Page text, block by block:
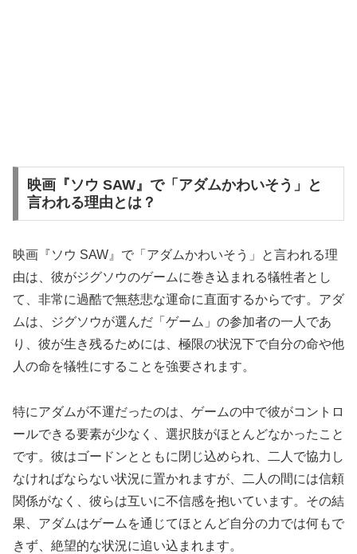
映画『ソウ SAW』で「アダムかわいそう」と
言われる理由とは？
映画『ソウ SAW』で「アダムかわいそう」と言われる理
由は、彼がジグソウのゲームに巻き込まれる犠牲者とし
て、非常に過酷で無慈悲な運命に直面するからです。アダ
ムは、ジグソウが選んだ「ゲーム」の参加者の一人であ
り、彼が生き残るためには、極限の状況下で自分の命や他
人の命を犠牲にすることを強要されます。
特にアダムが不運だったのは、ゲームの中で彼がコントロ
ールできる要素が少なく、選択肢がほとんどなかったこと
です。彼はゴードンとともに閉じ込められ、二人で協力し
なければならない状況に置かれますが、二人の間には信頼
関係がなく、彼らは互いに不信感を抱いています。その結
果、アダムはゲームを通じてほとんど自分の力では何もで
きず、絶望的な状況に追い込まれます。